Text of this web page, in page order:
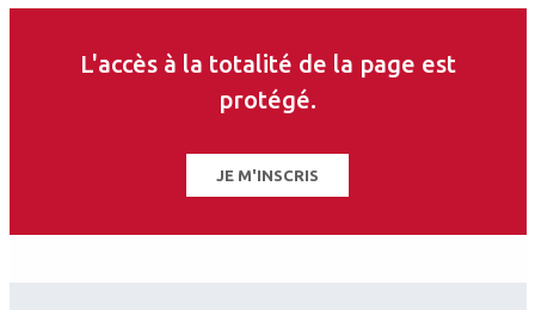
autour de l’OCT Ultra-Haute Vitesse spectral
L'accès à la totalité de la page est
protégé.
JE M'INSCRIS